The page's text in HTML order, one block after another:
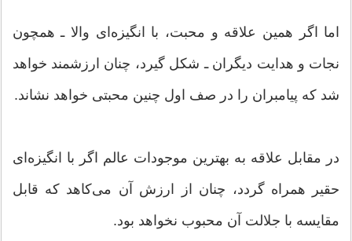
اما اگر همین علاقه و محبت، با انگیزه‌ای والا ـ همچون
نجات و هدایت دیگران ـ شکل گیرد، چنان ارزشمند خواهد
شد که پیامبران را در صف اول چنین محبتی خواهد نشاند.
در مقابل علاقه به بهترین موجودات عالم اگر با انگیزه‌ای
حقیر همراه گردد، چنان از ارزش آن می‌کاهد که قابل
مقایسه با جلالت آن محبوب نخواهد بود.